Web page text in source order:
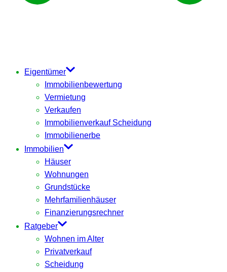
Eigentümer
Immobilienbewertung
Vermietung
Verkaufen
Immobilienverkauf Scheidung
Immobilienerbe
Immobilien
Häuser
Wohnungen
Grundstücke
Mehrfamilienhäuser
Finanzierungsrechner
Ratgeber
Wohnen im Alter
Privatverkauf
Scheidung